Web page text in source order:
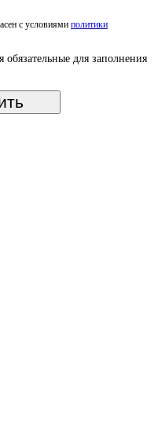
с условиями политики
обязательные для заполнения